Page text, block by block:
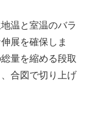
温と室温のバラ
展を確保しま
量を縮める段取
合図で切り上げ